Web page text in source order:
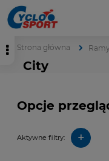
Strona główna Ramy
City
Opcje
Aktywne filtry: +